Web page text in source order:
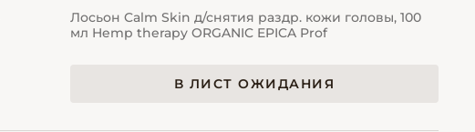
Лосьон Calm Skin д/снятия раздр. кожи головы, 100
мл Hemp therapy ORGANIC EPICA Prof
В ЛИСТ ОЖИДАНИЯ